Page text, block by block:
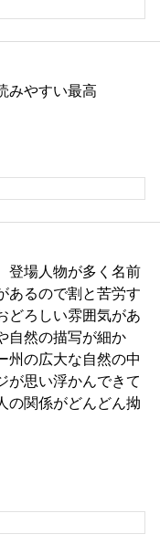
みやすい最高
登場人物が多く名前
あるので割と苦労す
どろしい雰囲気があ
自然の描写が細か
州の広大な自然の中
が思い浮かんできて
の関係がどんどん拗